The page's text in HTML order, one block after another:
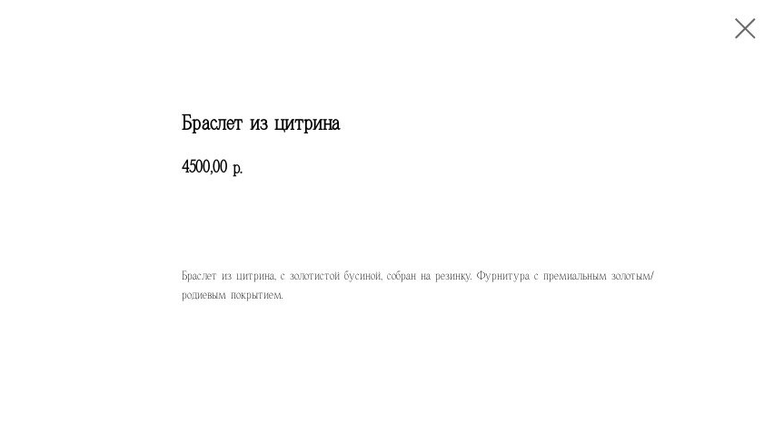
Браслет из цитрина
4500,00 р.
Браслет из цитрина, с золотистой бусиной, собран на резинку. Фурнитура с премиальным золотым/
родиевым покрытием.